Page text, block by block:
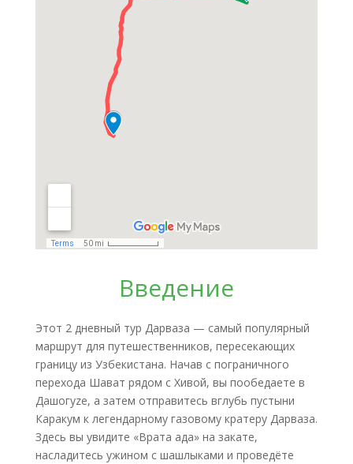
Введение
Этот 2 дневный тур Дарваза — самый популярный
маршрут для путешественников, пересекающих
границу из Узбекистана. Начав с пограничного
перехода Шават рядом с Хивой, вы пообедаете в
Дашогуze, а затем отправитесь вглубь пустыни
Каракум к легендарному газовому кратеру Дарваза.
Здесь вы увидите «Врата ада» на закате,
насладитесь ужином с шашлыками и проведёте